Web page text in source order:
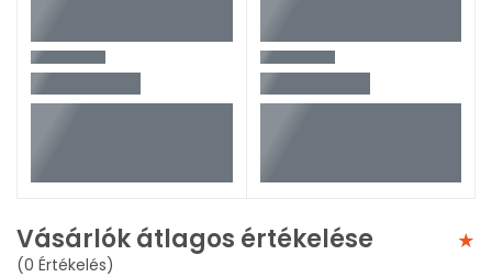
Vásárlók átlagos értékelése
(0 Értékelés)